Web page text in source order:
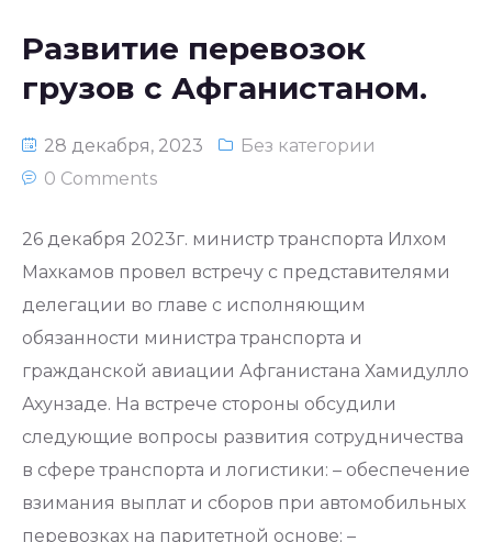
Развитие перевозок
грузов с Афганистаном.
28 декабря, 2023
Без категории
0 Comments
26 декабря 2023г. министр транспорта Илхом
Махкамов провел встречу с представителями
делегации во главе с исполняющим
обязанности министра транспорта и
гражданской авиации Афганистана Хамидулло
Ахунзаде. На встрече стороны обсудили
следующие вопросы развития сотрудничества
в сфере транспорта и логистики: – обеспечение
взимания выплат и сборов при автомобильных
перевозках на паритетной основе; –